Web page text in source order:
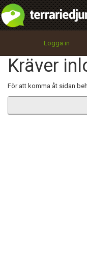
Logga in
Kräver
För att komma åt sidan
integritetspolicy
Namn:
Epost:
Begär nytt lösenord